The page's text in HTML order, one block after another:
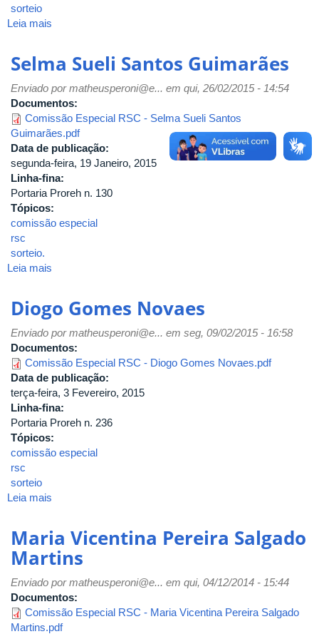
sorteio
Leia mais
Castro
Agranito
Selma Sueli Santos Guimarães
Enviado pormatheusperoni@e... em qui, 26/02/2015 - 14:54
Documentos:
Comissão Especial RSC - Selma Sueli Santos
Guimarães.pdf
Data de publicação:
segunda-feira, 19 Janeiro, 2015
Linha-fina:
Portaria Proreh n. 130
Tópicos:
comissão especial
rsc
sorteio.
Leia mais
Santos
Guimarães
Diogo Gomes Novaes
Enviado pormatheusperoni@e... em seg, 09/02/2015 - 16:58
Documentos:
Comissão Especial RSC - Diogo Gomes Novaes.pdf
Data de publicação:
terça-feira, 3 Fevereiro, 2015
Linha-fina:
Portaria Proreh n. 236
Tópicos:
comissão especial
rsc
sorteio
Leia mais
Novaes
Maria Vicentina Pereira Salgado
Martins
Enviado pormatheusperoni@e... em qui, 04/12/2014 - 15:44
Documentos:
Comissão Especial RSC - Maria Vicentina Pereira Salgado
Martins.pdf